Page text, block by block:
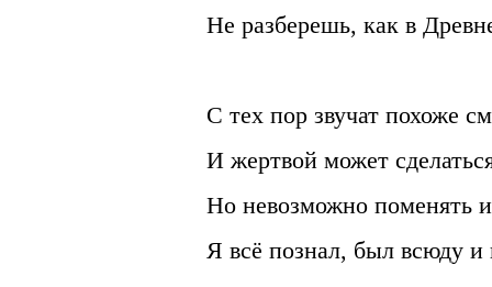
Не разберешь, как в
С тех пор звучат похоже
И жертвой может
Но невозможно поменять
Я всё познал, был всюду и